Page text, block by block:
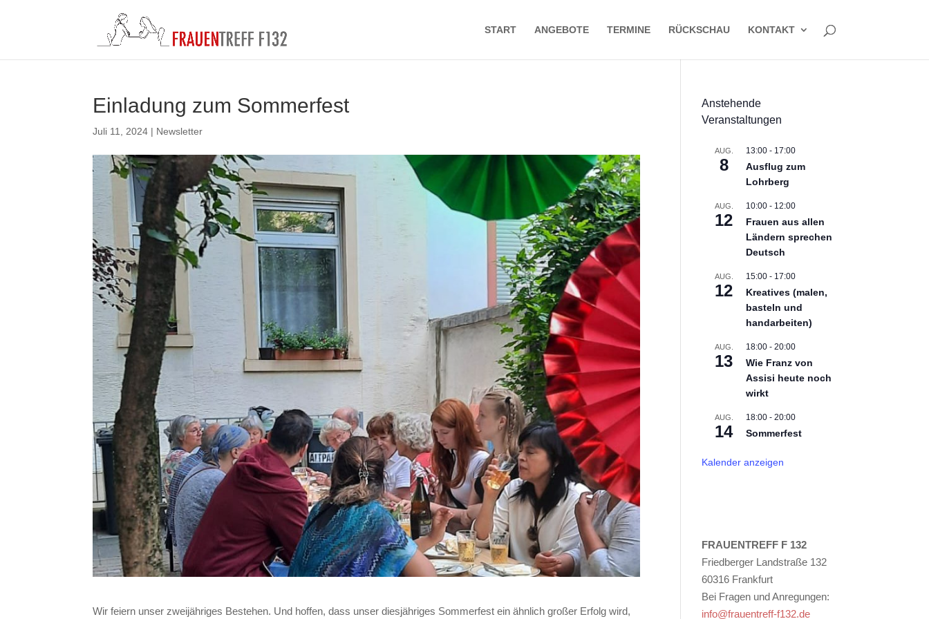
START ANGEBOTE TERMINE RÜCKSCHAU KONTAKT
Einladung zum Sommerfest
Juli 11, 2024 | Newsletter
Wir feiern unser zweijähriges Bestehen. Und hoffen, dass unser diesjähriges Sommerfest ein ähnlich großer Erfolg wird,
Anstehende
Veranstaltungen
AUG.
8
13:00 - 17:00
Ausflug zum
Lohrberg
AUG.
12
10:00 - 12:00
Frauen aus allen
Ländern sprechen
Deutsch
AUG.
12
15:00 - 17:00
Kreatives (malen,
basteln und
handarbeiten)
AUG.
13
18:00 -20:00
Wie Franz von
Assisi heute noch
wirkt
AUG.
14
18:00 -20:00
Sommerfest
Kalender anzeigen
FRAUENTREFF F 132
Friedberger Landstraße 132
60316 Frankfurt
Bei Fragen und Anregungen:
info@frauentreff-f132.de